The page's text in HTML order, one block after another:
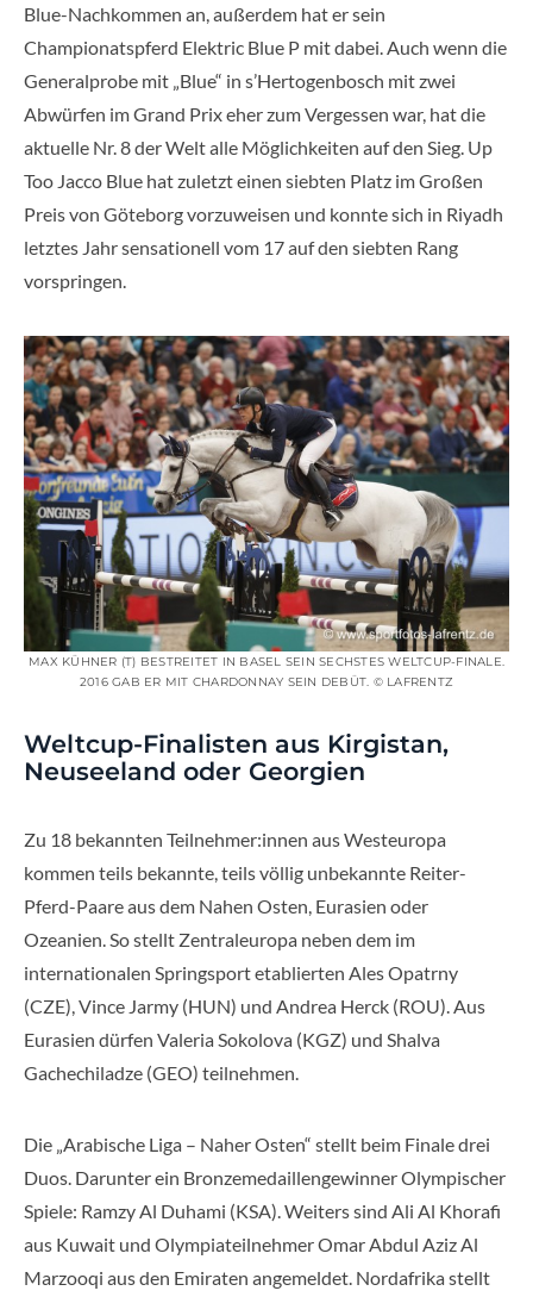
Blue-Nachkommen an, außerdem hat er sein
Championatspferd Elektric Blue P mit dabei. Auch wenn die
Generalprobe mit „Blue“ in s’Hertogenbosch mit zwei
Abwürfen im Grand Prix eher zum Vergessen war, hat die
aktuelle Nr. 8 der Welt alle Möglichkeiten auf den Sieg. Up
Too Jacco Blue hat zuletzt einen siebten Platz im Großen
Preis von Göteborg vorzuweisen und konnte sich in Riyadh
letztes Jahr sensationell vom 17 auf den siebten Rang
vorspringen.
MAX KÜHNER (T) BESTREITET IN BASEL SEIN SECHSTES WELTCUP-FINALE.
2016 GAB ER MIT CHARDONNAY SEIN DEBÜT. © LAFRENTZ
Weltcup-Finalisten aus Kirgistan,
Neuseeland oder Georgien
Zu 18 bekannten Teilnehmer:innen aus Westeuropa
kommen teils bekannte, teils völlig unbekannte Reiter-
Pferd-Paare aus dem Nahen Osten, Eurasien oder
Ozeanien. So stellt Zentraleuropa neben dem im
internationalen Springsport etablierten Ales Opatrny
(CZE), Vince Jarmy (HUN) und Andrea Herck (ROU). Aus
Eurasien dürfen Valeria Sokolova (KGZ) und Shalva
Gachechiladze (GEO) teilnehmen.
Die „Arabische Liga – Naher Osten“ stellt beim Finale drei
Duos. Darunter ein Bronzemedaillengewinner Olympischer
Spiele: Ramzy Al Duhami (KSA). Weiters sind Ali Al Khorafi
aus Kuwait und Olympiateilnehmer Omar Abdul Aziz Al
Marzooqi aus den Emiraten angemeldet. Nordafrika stellt